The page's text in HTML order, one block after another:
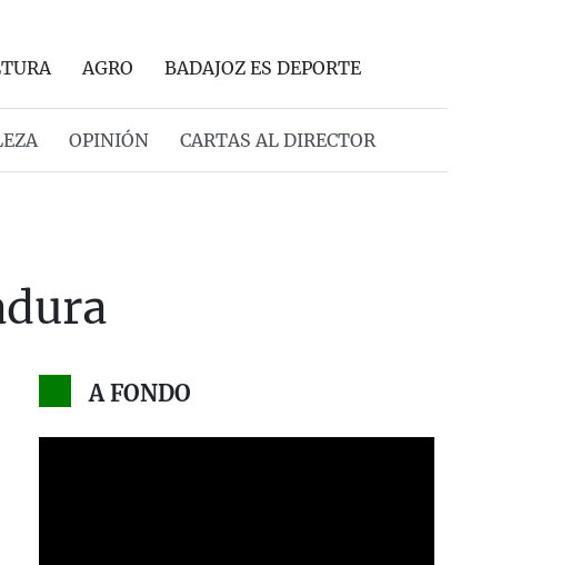
AGRO BADAJOZ ES DEPORTE
OPINIÓN CARTAS AL DIRECTOR
A FONDO